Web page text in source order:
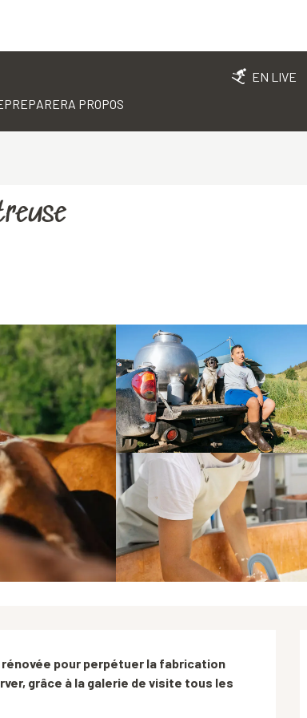
EN LIVE
PREPARERA PROPOS
pour perpétuer la fabrication
grâce à la galerie de visite tous les